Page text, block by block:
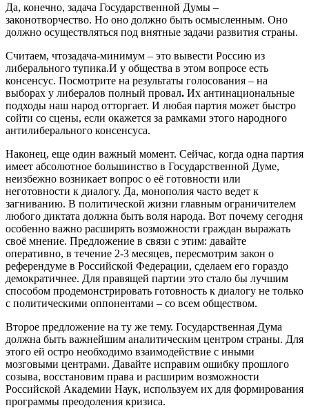
Да, конечно, задача Государственной Думы –
законотворчество. Но оно должно быть осмысленным. Оно
должно осуществляться под внятные задачи развития страны.
Считаем, чтозадача-минимум – это вывести Россию из
либерального тупика.И у общества в этом вопросе есть
консенсус. Посмотрите на результаты голосования – на
выборах у либералов полный провал. Их антинациональные
подходы наш народ отторгает. И любая партия может быстро
сойти со сцены, если окажется за рамками этого народного
антилиберального консенсуса.
Наконец, еще один важный момент. Сейчас, когда одна партия
имеет абсолютное большинство в Государственной Думе,
неизбежно возникает вопрос о её готовности или
неготовности к диалогу. Да, монополия часто ведет к
загниванию. В политической жизни главным ограничителем
любого диктата должна быть воля народа. Вот почему сегодня
особенно важно расширять возможности граждан выражать
своё мнение. Предложение в связи с этим: давайте
оперативно, в течение 2-3 месяцев, пересмотрим закон о
референдуме в Российской Федерации, сделаем его гораздо
демократичнее. Для правящей партии это стало бы лучшим
способом продемонстрировать готовность к диалогу не только
с политическими оппонентами – со всем обществом.
Второе предложение на ту же тему. Государственная Дума
должна быть важнейшим аналитическим центром страны. Для
этого ей остро необходимо взаимодействие с иными
мозговыми центрами. Давайте исправим ошибку прошлого
созыва, восстановим права и расширим возможности
Российской Академии Наук, используем их для формирования
программы преодоления кризиса.